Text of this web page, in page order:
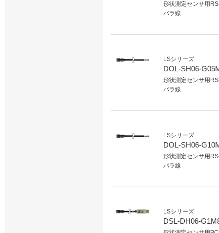
形状測定センサ用
バラ線
LSシリーズ
DOL-SH06-
形状測定センサ用
バラ線
LSシリーズ
DOL-SH06-
形状測定センサ用
バラ線
LSシリーズ
DSL-DH06-